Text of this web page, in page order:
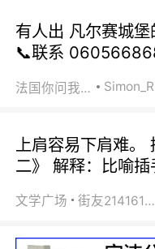
有人出 凡尔赛城
📞联系
法国你问我答
上肩容易下肩难。
二》 解释：比喻插
文学广场 街友21416156